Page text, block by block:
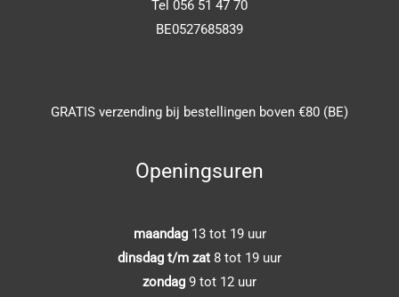
Tel 056 51 47 70
BE0527685839
GRATIS verzending bij bestellingen boven €80 (BE)
Openingsuren
maandag 13 tot 19 uur
dinsdag t/m zat 8 tot 19 uur
zondag 9 tot 12 uur